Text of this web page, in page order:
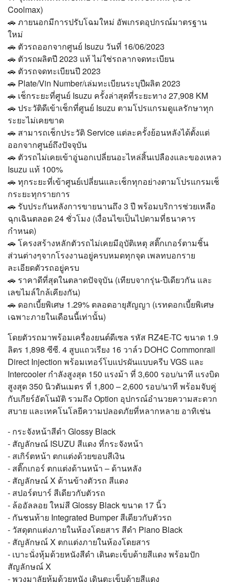
Coolmax)
🚗 ภายนอกมีการปรับโฉมใหม่ อัพเกรดอุปกรณ์มาตรฐาน
ใหม่
🚗 ตัวรถออกจากศูนย์ Isuzu วันที่ 16/06/2023
🚗 ตัวรถผลิตปี 2023 แท้ ไม่ใช่รถลากจดทะเบียน
🚗 ตัวรถจดทะเบียนปี 2023
🚗 Plate/Vin Number/เล่มทะเบียนระบุปีผลิต 2023
🚗 เช็กระยะที่ศูนย์ Isuzu ครั้งล่าสุดที่ระยะทาง 27,908 KM
🚗 ประวัติดีเข้าเช็กที่ศูนย์ Isuzu ตามโปรแกรมดูแลรักษาทุก
ระยะไม่เคยขาด
🚗 สามารถเช็กประวัติ Service แต่ละครั้งย้อนหลังได้ตั้งแต่
ออกจากศูนย์ถึงปัจจุบัน
🚗 ตัวรถไม่เคยเข้าอู่นอกเปลี่ยนอะไหล่สิ้นเปลืองและของเหลว
Isuzu แท้ 100%
🚗 ทุกระยะที่เข้าศูนย์เปลี่ยนและเช็กทุกอย่างตามโปรแกรมเช็
กระยะทุกรายการ
🚗 รับประกันหลังการขายนานถึง 3 ปี พร้อมบริการช่วยเหลือ
ฉุกเฉินตลอด 24 ชั่วโมง (เงื่อนไขเป็นไปตามที่ธนาคาร
กำหนด)
🚗 โครงสร้างหลักตัวรถไม่เคยมีอุบัติเหตุ สติ๊กเกอร์ตามชิ้น
ส่วนต่างๆจากโรงงานอยู่ครบหมดทุกจุด เพลทบอกราย
ละเอียดตัวรถอยู่ครบ
🚗 ราคาดีที่สุดในตลาดปัจจุบัน (เทียบจากรุ่น-ปีเดียวกัน และ
เลขไมล์ใกล้เคียงกัน)
🚗 ดอกเบี้ยพิเศษ 1.29% ตลอดอายุสัญญา (เรทดอกเบี้ยพิเศษ
เฉพาะภายในเดือนนี้เท่านั้น)
โดยตัวรถมาพร้อมเครื่องยนต์ดีเซล รหัส RZ4E-TC ขนาด 1.9
ลิตร 1,898 ซีซี. 4 สูบแถวเรียง 16 วาล์ว DOHC Commonrail
Direct Injection พร้อมเทอร์โบแปรผันแบบครีบ VGS และ
Intercooler กำลังสูงสุด 150 แรงม้า ที่ 3,600 รอบ/นาที แรงบิด
สูงสุด 350 นิวตันเมตร ที่ 1,800 – 2,600 รอบ/นาที พร้อมจับคู่
กับเกียร์อัตโนมัติ รวมถึง Option อุปกรณ์อำนวยความสะดวก
สบาย และเทคโนโลยีความปลอดภัยที่หลากหลาย อาทิเช่น
- กระจังหน้าสีดำ Glossy Black
- สัญลักษณ์ ISUZU สีแดง ที่กระจังหน้า
- สเกิร์ตหน้า ตกแต่งด้วยขอบสีเงิน
- สติ๊กเกอร์ ตกแต่งด้านหน้า – ด้านหลัง
- สัญลักษณ์ X ด้านข้างตัวรถ สีแดง
- สปอร์ตบาร์ สีเดียวกับตัวรถ
- ล้ออัลลอย ใหม่สี Glossy Black ขนาด 17 นิ้ว
- กันชนท้าย Integrated Bumper สีเดียวกับตัวรถ
- วัสดุตกแต่งภายในห้องโดยสาร สีดำ Piano Black
- สัญลักษณ์ X ตกแต่งภายในห้องโดยสาร
- เบาะนั่งหุ้มด้วยหนังสีดำ เดินตะเข็บด้ายสีแดง พร้อมปัก
สัญลักษณ์ X
- พวงมาลัยหุ้มด้วยหนัง เดินตะเข็บด้ายสีแดง